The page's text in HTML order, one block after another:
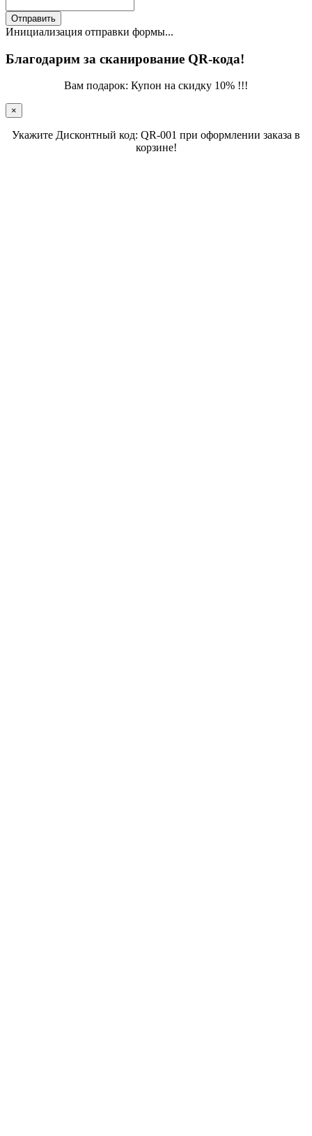
Отправить
Инициализация отправки формы...
Благодарим за сканирование QR-кода!
Вам подарок: Купон на скидку 10% !!!
×
Укажите Дисконтный код: QR-001 при оформлении заказа в
корзине!